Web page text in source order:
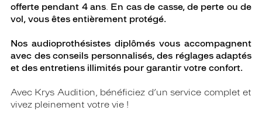
offerte pendant 4 ans. En cas de casse, de perte ou de
vol, vous êtes entièrement protégé.
Nos audioprothésistes diplômés vous accompagnent
avec des conseils personnalisés, des réglages adaptés
et des entretiens illimités pour garantir votre confort.
Avec Krys Audition, bénéficiez d’un service complet et
vivez pleinement votre vie !